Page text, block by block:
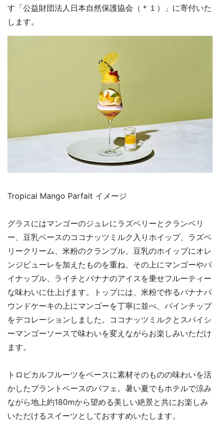
す「公益財団法人日本自然保護協会（＊１）」に寄付いた
します。
Tropical Mango Parfait イメージ
グラスにはマンゴーのジュレにラズベリーとクランベリ
ー、豆乳ベースのココナッツミルク入りホイップ、ラズベ
リークリーム、米粉のクランブル、豆乳のホイップにオレ
ンジピューレを加えたものを重ね、その上にマンゴーやパ
イナップル、ライチとバナナのアイスを乗せフルーティー
な味わいに仕上げます。トップには、米粉で作るバナナパ
ウンドケーキの上にマンゴーを丁寧に並べ、パインチップ
をデコレーションしました。ココナッツミルクとスパイシ
ーマンゴーソースで味わいを変えながらお楽しみいただけ
ます。
トロピカルフルーツをベースに素材そのものの味わいを活
かしたプラントベースのパフェ。暑い夏でもホテルで涼み
ながら地上約180mから望める美しい絶景と共にお楽しみ
いただけるスイーツとしておすすめいたします。